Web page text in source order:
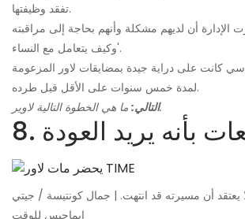
تفقد وظيفتها.
الإدارة أن لديهم مشكلة وأنهم بحاجة إلى مراقبته
وكيف يتعامل مع النساء'.
كانت على دراية جيدة بمضايقات لاور المزعومة
لمدة خمس سنوات على الأقل قبل طرده.
التالي:ما هي الخطوة التالية لاوير.
بأنه يريد العودة
يعتقد أن مسيرته قد انتهت. | جمال كونتيسة / جيتي
إيماجيس للوقت